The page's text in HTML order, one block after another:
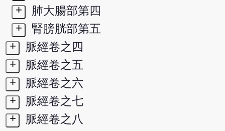
+
肺大腸部第四
+
腎膀胱部第五
+
脈經卷之四
+
脈經卷之五
+
脈經卷之六
+
脈經卷之七
+
脈經卷之八